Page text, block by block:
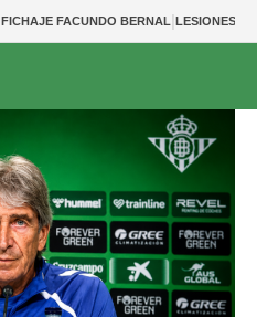
FICHAJE FACUNDO BERNAL|LESIONES